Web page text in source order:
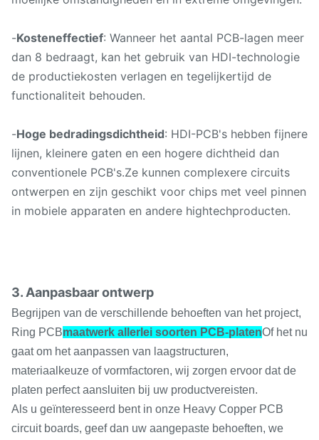
-Kosteneffectief: Wanneer het aantal PCB-lagen meer
dan 8 bedraagt, kan het gebruik van HDI-technologie
de productiekosten verlagen en tegelijkertijd de
functionaliteit behouden.
-Hoge bedradingsdichtheid: HDI-PCB's hebben fijnere
lijnen, kleinere gaten en een hogere dichtheid dan
conventionele PCB's.Ze kunnen complexere circuits
ontwerpen en zijn geschikt voor chips met veel pinnen
in mobiele apparaten en andere hightechproducten.
3. Aanpasbaar ontwerp
Begrijpen van de verschillende behoeften van het project,
Ring PCBmaatwerk allerlei soorten PCB-platenOf het nu
gaat om het aanpassen van laagstructuren,
materiaalkeuze of vormfactoren, wij zorgen ervoor dat de
platen perfect aansluiten bij uw productvereisten.
Als u geïnteresseerd bent in onze Heavy Copper PCB
circuit boards, geef dan uw aangepaste behoeften, we